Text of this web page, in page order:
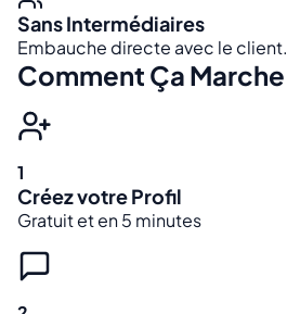
Sans Intermédiaires
Embauche directe avec le client.
Comment Ça Marche
1
Créez votre Profil
Gratuit et en 5 minutes